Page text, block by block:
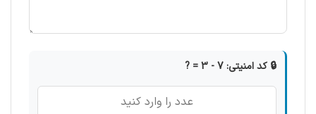
🔒 کد امنیتی: 7 - 3 = ?